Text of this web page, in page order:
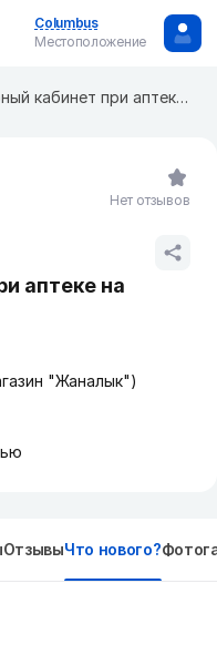
Columbus
Местоположение
Процедурный кабинет при аптеке на Казиева
аптеке на
"Жаналык")
Нет отзывов
ОтзывыЧто нового?